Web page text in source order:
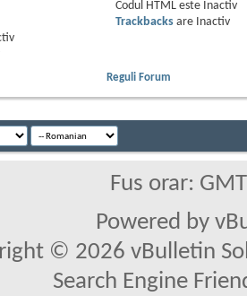
Codul HTML este
Inactiv
Trackbacksare
Inactiv
Reguli Forum
Fus orar:
Powered by
© 2026 vBulletin
Search Engine